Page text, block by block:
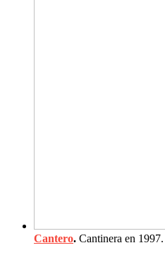
Cantero. Cantinera en 1997.